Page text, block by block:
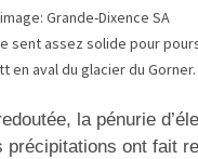
Grande-Dixence SA
sent assez solide pour
en aval du glacier du Gorner.
la pénurie
précipitations ont fait